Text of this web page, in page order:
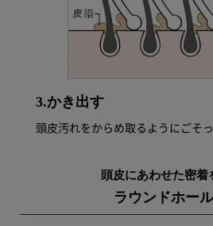
3.かき出す
頭皮汚れをからめ取るようにごそ
頭皮にあわせた密着
ラウンドホー